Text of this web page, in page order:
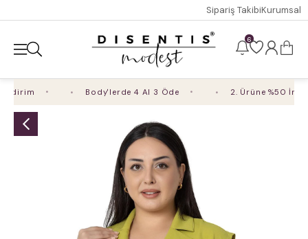
Sipariş TakibiKurumsal
6
Body'lerde 4 Al 3 Öde 2. Ürüne %50 İndirim